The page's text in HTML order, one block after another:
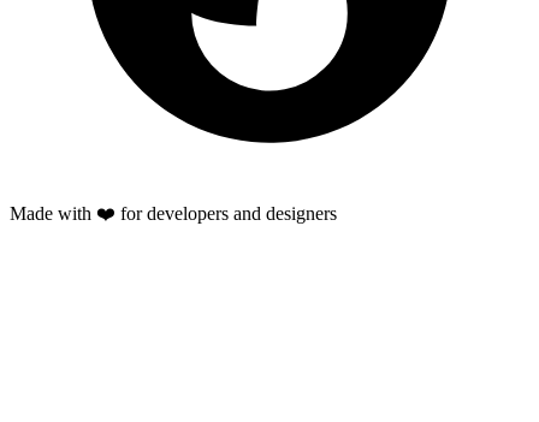
Made with ❤️ for developers and designers